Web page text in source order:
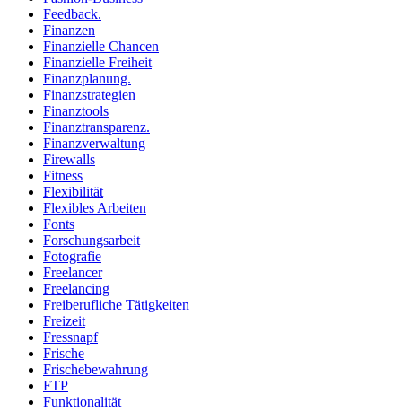
Feedback.
Finanzen
Finanzielle Chancen
Finanzielle Freiheit
Finanzplanung.
Finanzstrategien
Finanztools
Finanztransparenz.
Finanzverwaltung
Firewalls
Fitness
Flexibilität
Flexibles Arbeiten
Fonts
Forschungsarbeit
Fotografie
Freelancer
Freelancing
Freiberufliche Tätigkeiten
Freizeit
Fressnapf
Frische
Frischebewahrung
FTP
Funktionalität